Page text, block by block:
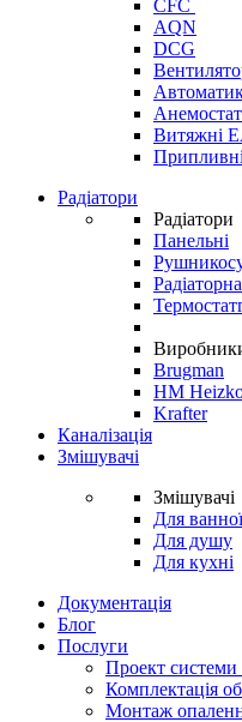
CFC
AQN
DCG
Витяжні
Радіатори
Радіатори
Панельні
Brugman
HM
Krafter
Каналізація
Змішувачі
Змішувачі
Для ванної
Для душу
Для кухні
Документація
Блог
Послуги
Проект системи
Комплектація
Монтаж